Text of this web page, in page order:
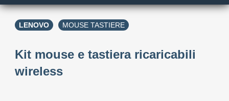
LENOVO MOUSE TASTIERE
Kit mouse e tastiera ricaricabili
wireless